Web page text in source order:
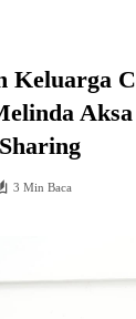
Keluarga
3 Min Baca